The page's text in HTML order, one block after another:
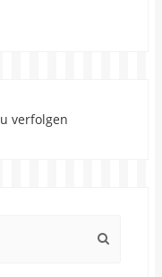
verfolgen